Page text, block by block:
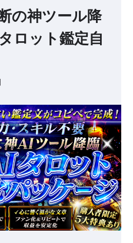
の神ツール降
ロット鑑定自